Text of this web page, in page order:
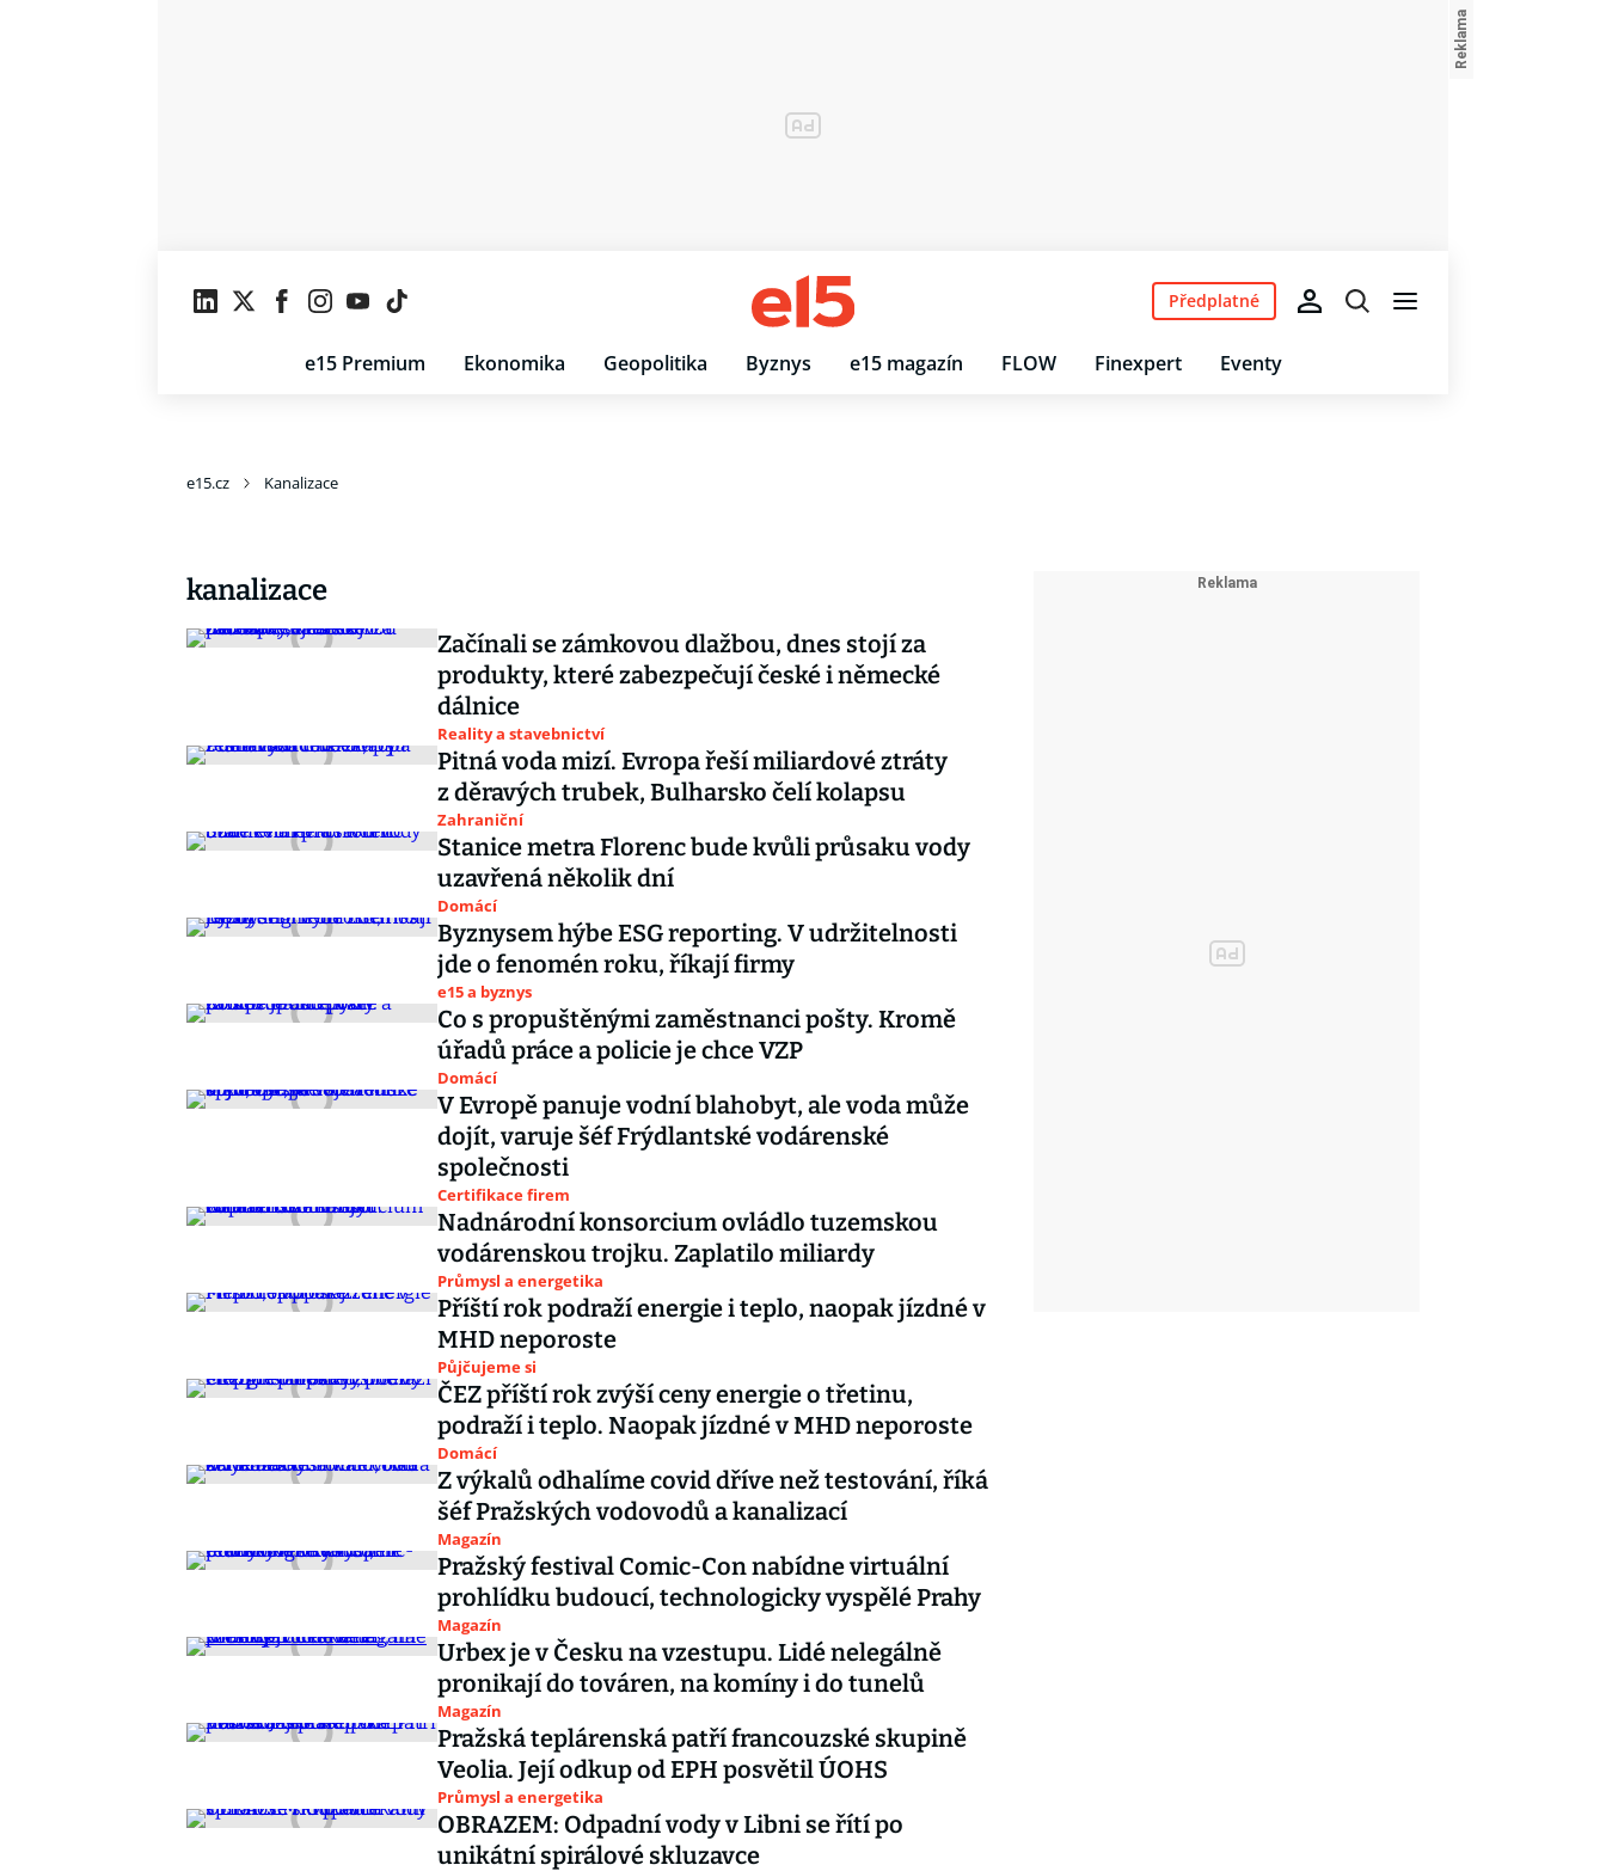
e15 Premium Ekonomika Geopolitika Byznys e15 magazín FLOW Finexpert Eventy
Předplatné
e15.cz Kanalizace
kanalizace
Začínali se zámkovou dlažbou, dnes stojí za
produkty, které zabezpečují české i německé
dálnice
Reality a stavebnictví
Pitná voda mizí. Evropa řeší miliardové ztráty
z děravých trubek, Bulharsko čelí kolapsu
Zahraniční
Stanice metra Florenc bude kvůli průsaku vody
uzavřená několik dní
Domácí
Byznysem hýbe ESG reporting. V udržitelnosti
jde o fenomén roku, říkají firmy
e15 a byznys
Co s propuštěnými zaměstnanci pošty. Kromě
úřadů práce a policie je chce VZP
Domácí
V Evropě panuje vodní blahobyt, ale voda může
dojít, varuje šéf Frýdlantské vodárenské
společnosti
Certifikace firem
Nadnárodní konsorcium ovládlo tuzemskou
vodárenskou trojku. Zaplatilo miliardy
Průmysl a energetika
Příští rok podraží energie i teplo, naopak jízdné v
MHD neporoste
Půjčujeme si
ČEZ příští rok zvýší ceny energie o třetinu,
podraží i teplo. Naopak jízdné v MHD neporoste
Domácí
Z výkalů odhalíme covid dříve než testování, říká
šéf Pražských vodovodů a kanalizací
Magazín
Pražský festival Comic-Con nabídne virtuální
prohlídku budoucí, technologicky vyspělé Prahy
Magazín
Urbex je v Česku na vzestupu. Lidé nelegálně
pronikají do továren, na komíny i do tunelů
Magazín
Pražská teplárenská patří francouzské skupině
Veolia. Její odkup od EPH posvětil ÚOHS
Průmysl a energetika
OBRAZEM: Odpadní vody v Libni se řítí po
unikátní spirálové skluzavce